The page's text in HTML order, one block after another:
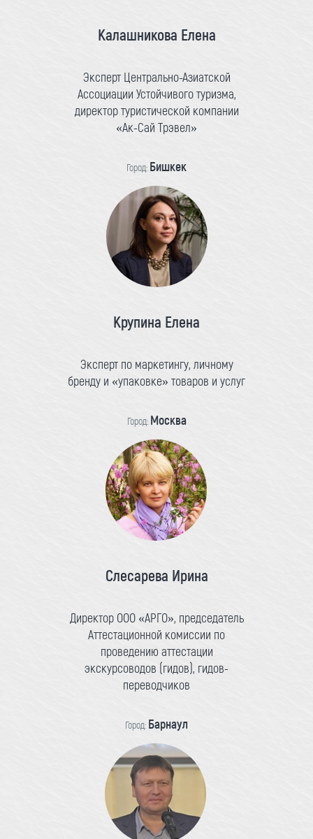
Калашникова Елена
Эксперт Центрально-Азиатской
Ассоциации Устойчивого туризма,
директор туристической компании
«Ак-Сай Трэвел»
Город: Бишкек
Крупина Елена
Эксперт по маркетингу, личному
бренду и «упаковке» товаров и услуг
Город: Москва
Слесарева Ирина
Директор ООО «АРГО», председатель
Аттестационной комиссии по
проведению аттестации
экскурсоводов (гидов), гидов-
переводчиков
Город: Барнаул